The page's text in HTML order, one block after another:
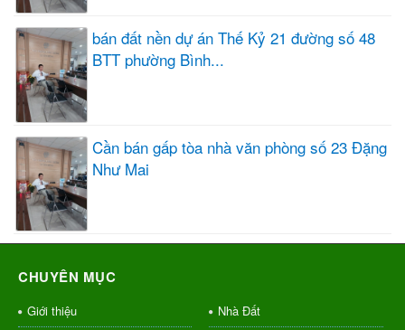
bán đất nền dự án Thế Kỷ 21 đường số 48
BTT phường Bình...
Cần bán gấp tòa nhà văn phòng số 23 Đặng
Như Mai
CHUYÊN MỤC
Giới thiệu
Nhà Đất